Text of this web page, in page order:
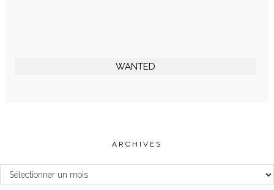
WANTED
ARCHIVES
Archives